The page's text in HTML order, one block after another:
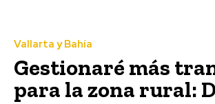
Vallarta y Bahía
Gestionaré más
para la zona rural: